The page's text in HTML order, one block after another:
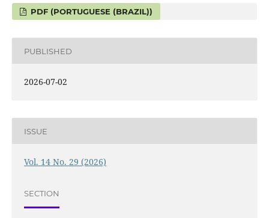
PDF (PORTUGUESE (BRAZIL))
PUBLISHED
2026-07-02
ISSUE
Vol. 14 No. 29 (2026)
SECTION